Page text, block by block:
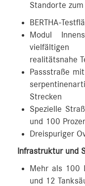
Standorte zum
BERTHA-
Modul
vielfältigen
realitätsnahe
Passstraße
Strecken
Spezielle
und 100
Dreispuriger
Infrastruktur und
Mehr als 100
und 12